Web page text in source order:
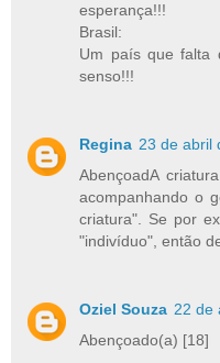
esperança!!!
Brasil:
Um país que falta
senso!!!
Regina 23 de abril
AbençoadA
acompanhando o
criatura". Se por
"indivíduo", então
Oziel Souza 22 de
Abençoado(a) [18]